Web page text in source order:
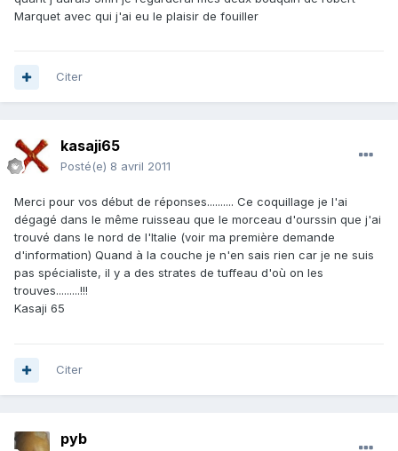
Marquet avec qui j'ai eu le plaisir de fouiller
Citer
kasaji65
Posté(e) 8 avril 2011
Merci pour vos début de réponses.......... Ce coquillage je l'ai
dégagé dans le même ruisseau que le morceau d'ourssin que j'ai
trouvé dans le nord de l'Italie (voir ma première demande
d'information) Quand à la couche je n'en sais rien car je ne suis
pas spécialiste, il y a des strates de tuffeau d'où on les
trouves.........!!!
Kasaji 65
Citer
pyb